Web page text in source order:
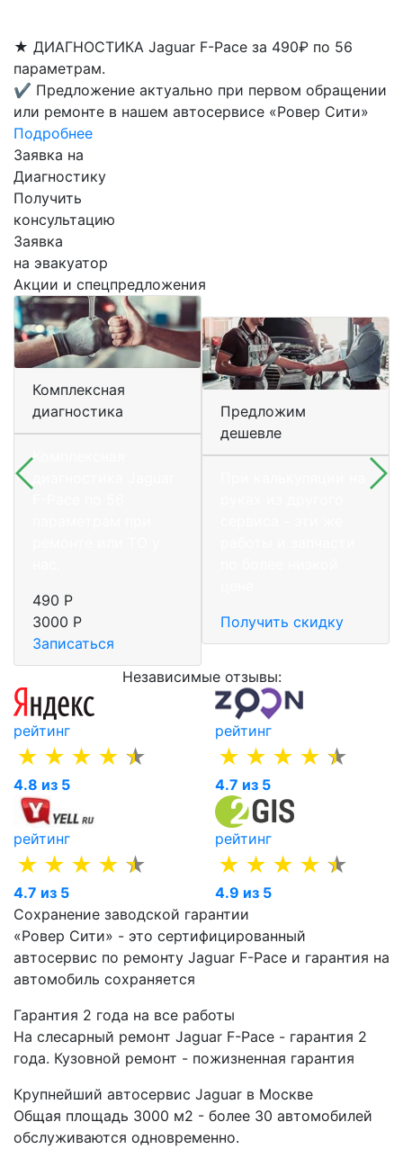
★ ДИАГНОСТИКА Jaguar F-Pace за 490₽ по 56
параметрам.
✔ Предложение актуально при первом обращении
или ремонте в нашем автосервисе «Ровер Сити»
Подробнее
Заявка на
Диагностику
Получить
консультацию
Заявка
на эвакуатор
Акции и спецпредложения
Комплексная
диагностика
Комплексная
490 Р
3000 Р
Записаться
Предложим
дешевле
Получить скидку
Независимые отзывы:
рейтинг
4.8 из 5
рейтинг
4.7 из 5
рейтинг
4.7 из 5
рейтинг
4.9 из 5
Сохранение заводской гарантии
«Ровер Сити» - это сертифицированный
автосервис по ремонту Jaguar F-Pace и гарантия на
автомобиль сохраняется
Гарантия 2 года на все работы
На слесарный ремонт Jaguar F-Pace - гарантия 2
года. Кузовной ремонт - пожизненная гарантия
Крупнейший автосервис Jaguar в Москве
Общая площадь 3000 м2 - более 30 автомобилей
обслуживаются одновременно.